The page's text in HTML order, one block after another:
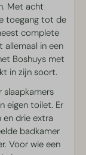
Met acht
toegang tot de
complete
allemaal in een
Boshuys met
in zijn soort.
slaapkamers
eigen toilet. Er
drie extra
badkamer
Voor wie een